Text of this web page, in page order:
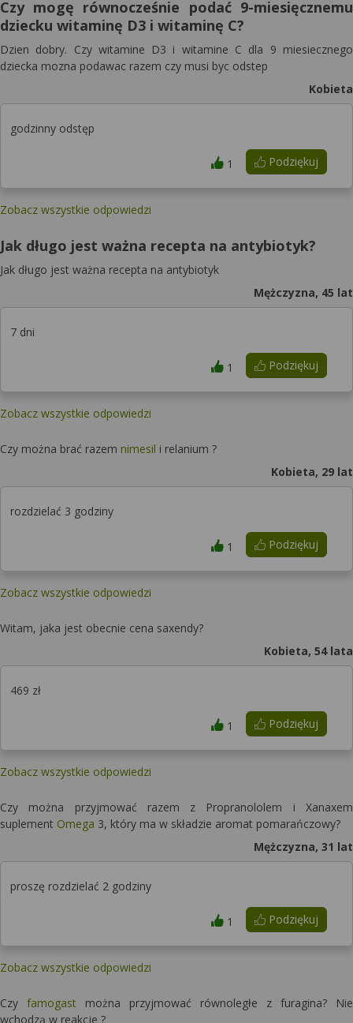
Czy mogę równocześnie podać 9-miesięcznemu
dziecku witaminę D3 i witaminę C?
Dzien dobry. Czy witamine D3 i witamine C dla 9 miesiecznego
dziecka mozna podawac razem czy musi byc odstep
Kobieta
godzinny odstęp
Podziękuj
1
Zobacz wszystkie odpowiedzi
Jak długo jest ważna recepta na antybiotyk?
Jak długo jest ważna recepta na antybiotyk
Mężczyzna, 45 lat
7 dni
Podziękuj
1
Zobacz wszystkie odpowiedzi
Czy można brać razem nimesil i relanium ?
Kobieta, 29 lat
rozdzielać 3 godziny
Podziękuj
1
Zobacz wszystkie odpowiedzi
Witam, jaka jest obecnie cena saxendy?
Kobieta, 54 lata
469 zł
Podziękuj
1
Zobacz wszystkie odpowiedzi
Czy można przyjmować razem z Propranololem i Xanaxem
suplement Omega 3, który ma w składzie aromat pomarańczowy?
Mężczyzna, 31 lat
proszę rozdzielać 2 godziny
Podziękuj
1
Zobacz wszystkie odpowiedzi
Czy famogastmożna przyjmować równoległe z furagina? Nie
wchodzą w reakcje ?